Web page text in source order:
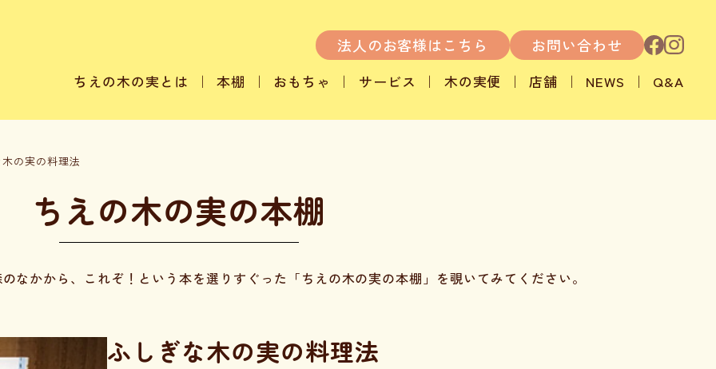
法人のお客様はこちら お問い合わせ
ちえの木の実とは 本棚 おもちゃ サービス 木の実便 店舗 NEWS Q&A
の実の料理法
ちえの木の実の本棚
なかから、これぞ！という本を選りすぐった「ちえの木の実の本棚」を覗いてみてください。
ふしぎな木の実の料理法